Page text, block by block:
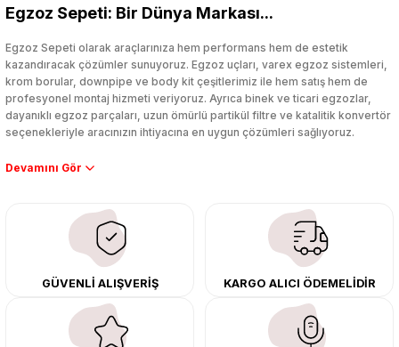
%25
4.000,00 TL
2.999,00 TL
0.0 Puan - 0 Yorum
Titanyum Egzoz Sargı Bezi 10 Mt Yüksek Isı Koruma Özel Çırtlarıyla
4.999,00 TL
0.0 Puan - 0 Yorum
Seramik Amyant Sargı Bezi Isı Koruma 10 Mt Genişlik 5 CM
Egzoz Sepeti: Bir Dünya Markası...
Egzoz Sepeti olarak araçlarınıza hem performans hem de estetik
kazandıracak çözümler sunuyoruz. Egzoz uçları, varex egzoz sistemleri,
krom borular, downpipe ve body kit çeşitlerimiz ile hem satış hem de
profesyonel montaj hizmeti veriyoruz. Ayrıca binek ve ticari egzozlar,
dayanıklı egzoz parçaları, uzun ömürlü partikül filtre ve katalitik konvertör
seçenekleriyle aracınızın ihtiyacına en uygun çözümleri sağlıyoruz.
Performans artışı isteyen sürücüler için özel performans egzozları ve
çıkma orijinal ürünler ile yenileyebilir, body kit uygulamalarıyla aracınızın
tasarımını ve aerodinamisini üst seviyeye taşıyabilirsiniz.
Tüm ürünlerimiz orijinal, dayanıklı ve uzun ömürlüdür. İstanbul’daki montaj
merkezimizde profesyonel montaj yapıyor, Türkiye’nin her yerine güvenli
kargo ile teslimat gerçekleştiriyoruz. Aracınıza değer katmak için doğru
adres: Egzoz Sepeti.
GÜVENLİ ALIŞVERİŞ KARGO ALICI ÖDEMELİDİR